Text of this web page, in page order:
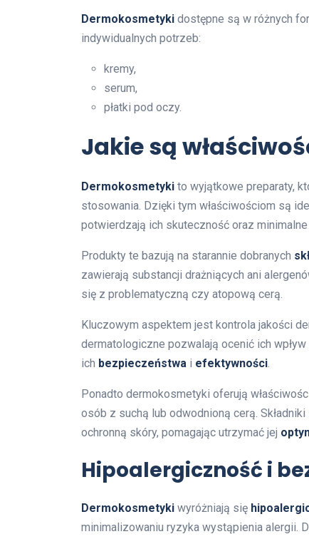
Dermokosmetyki dostępne są w różnych
indywidualnych potrzeb:
kremy,
serum,
płatki pod oczy.
Jakie są
Dermokosmetyki to wyjątkowe preparaty,
stosowania. Dzięki tym właściwościom są
potwierdzają ich skuteczność oraz
Produkty te bazują na starannie dobranych
zawierają substancji drażniących ani
się z problematyczną czy atopową cerą.
Kluczowym aspektem jest kontrola jakości
dermatologiczne pozwalają ocenić ich
ich bezpieczeństwa i efektywności.
Ponadto dermokosmetyki oferują
osób z suchą lub odwodnioną cerą.
ochronną skóry, pomagając utrzymać jej
Hipoalergiczność i
Dermokosmetyki wyróżniają się
minimalizowaniu ryzyka wystąpienia alergii.